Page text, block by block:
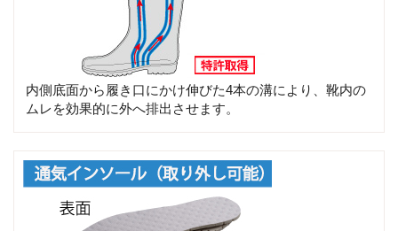
内側底面から履き口にかけ伸びた4本の溝により、靴内の
ムレを効果的に外へ排出させます。